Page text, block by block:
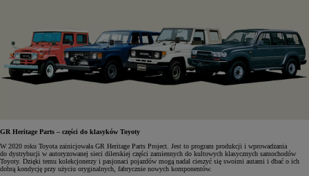
GR Heritage Parts – części do klasyków Toyoty
W 2020 roku Toyota zainicjowała GR Heritage Parts Project. Jest to program produkcji i wprowadzania
do dystrybucji w autoryzowanej sieci dilerskiej części zamiennych do kultowych klasycznych samochodów
Toyoty. Dzięki temu kolekcjonerzy i pasjonaci pojazdów mogą nadal cieszyć się swoimi autami i dbać o ich
dobrą kondycję przy użyciu oryginalnych, fabrycznie nowych komponentów.